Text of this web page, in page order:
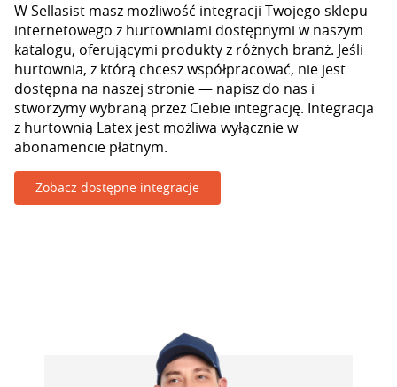
W Sellasist masz możliwość integracji Twojego sklepu
internetowego z hurtowniami dostępnymi w naszym
katalogu, oferującymi produkty z różnych branż. Jeśli
hurtownia, z którą chcesz współpracować, nie jest
dostępna na naszej stronie — napisz do nas i
stworzymy wybraną przez Ciebie integrację. Integracja
z hurtownią Latex jest możliwa wyłącznie w
abonamencie płatnym.
Zobacz dostępne integracje